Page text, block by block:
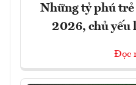
Những tỷ phú
2026, chủ yếu
Đọc